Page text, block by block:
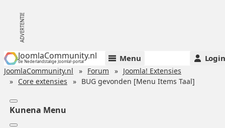
JoomlaCommunity.nl
de Nederlandstalige Joomla!-portal Menu Login
JoomlaCommunity.nl Forum
Joomla! Extensies
Core extensies
BUG gevonden [Menu Items Taal]
Kunena Menu